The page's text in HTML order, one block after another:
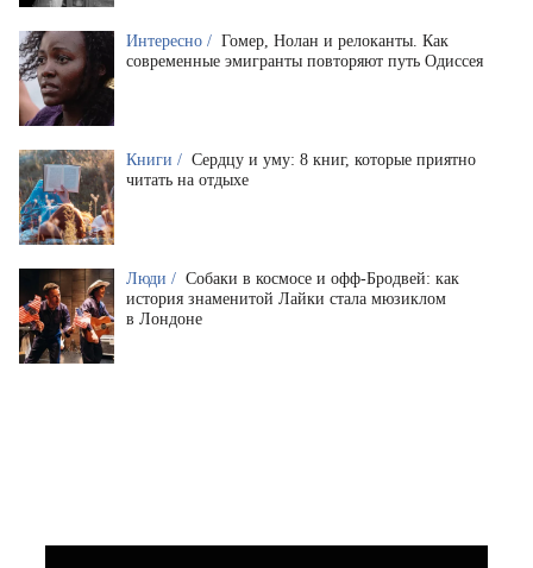
Интересно / Гомер, Нолан и релоканты. Как
современные эмигранты повторяют путь Одиссея
Книги / Сердцу и уму: 8 книг, которые приятно
читать на отдыхе
Люди / Собаки в космосе и офф-Бродвей: как
история знаменитой Лайки стала мюзиклом
в Лондоне